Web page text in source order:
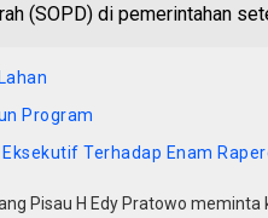
(SOPD) di pemerintahan
Program
Terhadap Enam
Pisau H Edy Pratowo